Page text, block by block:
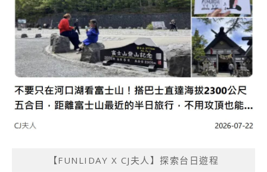
【FUNLIDAY X CJ夫人】探索台日遊程